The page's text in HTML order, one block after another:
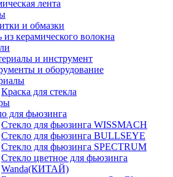
лента
и обмазки
из керамического волокна
и инструмент
и оборудование
Краска для стекла
для фьюзинга
Стекло для фьюзинга WISSMACH
Стекло для фьюзинга BULLSEYE
Стекло для фьюзинга SPECTRUM
Стекло цветное для фьюзинга
Wanda(КИТАЙ)